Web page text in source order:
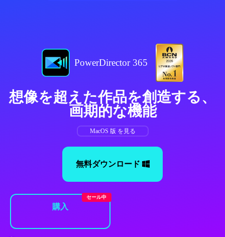
PowerDirector 365
想像を超えた作品を創造する、
画期的な機能
MacOS 版 を見る
無料ダウンロード
購入
セール中